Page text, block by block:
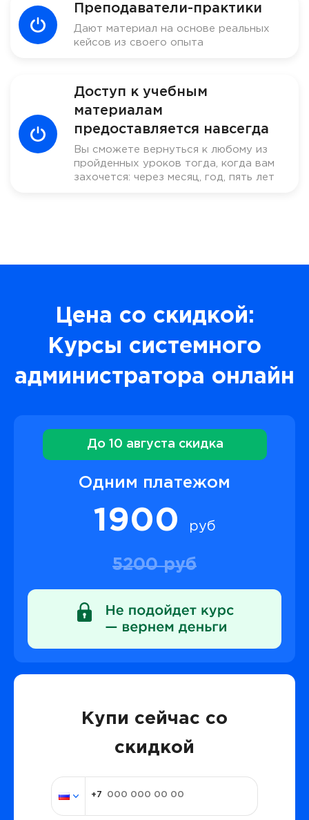
Преподаватели-практики
Дают материал на основе реальных
кейсов из своего опыта
Доступ к учебным
материалам
предоставляется навсегда
Вы сможете вернуться к любому из
пройденных уроков тогда, когда вам
захочется: через месяц, год, пять лет
Цена со скидкой:
Курсы системного
администратора онлайн
До 10 августа скидка
Одним платежом
1900 руб
5200 руб
Купи сейчас со
скидкой